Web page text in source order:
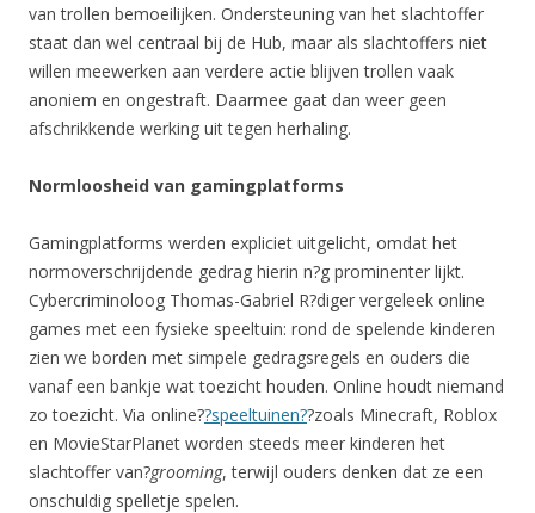
van trollen bemoeilijken. Ondersteuning van het slachtoffer
staat dan wel centraal bij de Hub, maar als slachtoffers niet
willen meewerken aan verdere actie blijven trollen vaak
anoniem en ongestraft. Daarmee gaat dan weer geen
afschrikkende werking uit tegen herhaling.
Normloosheid van gamingplatforms
Gamingplatforms werden expliciet uitgelicht, omdat het
normoverschrijdende gedrag hierin n?g prominenter lijkt.
Cybercriminoloog Thomas-Gabriel R?diger vergeleek online
games met een fysieke speeltuin: rond de spelende kinderen
zien we borden met simpele gedragsregels en ouders die
vanaf een bankje wat toezicht houden. Online houdt niemand
zo toezicht. Via online??speeltuinen??zoals Minecraft, Roblox
en MovieStarPlanet worden steeds meer kinderen het
slachtoffer van?grooming, terwijl ouders denken dat ze een
onschuldig spelletje spelen.